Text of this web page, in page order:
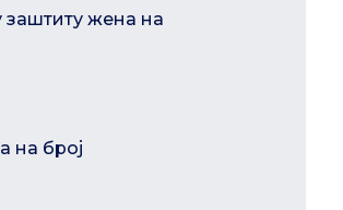
заштиту жена на
на број